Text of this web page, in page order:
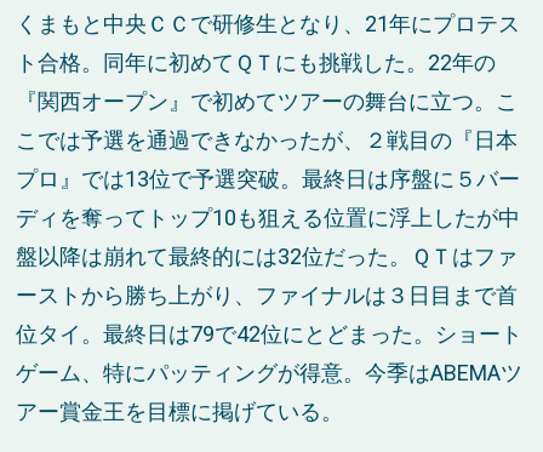
くまもと中央ＣＣで研修生となり、21年にプロテス
ト合格。同年に初めてＱＴにも挑戦した。22年の
『関西オープン』で初めてツアーの舞台に立つ。こ
こでは予選を通過できなかったが、２戦目の『日本
プロ』では13位で予選突破。最終日は序盤に５バー
ディを奪ってトップ10も狙える位置に浮上したが中
盤以降は崩れて最終的には32位だった。ＱＴはファ
ーストから勝ち上がり、ファイナルは３日目まで首
位タイ。最終日は79で42位にとどまった。ショート
ゲーム、特にパッティングが得意。今季はABEMAツ
アー賞金王を目標に掲げている。